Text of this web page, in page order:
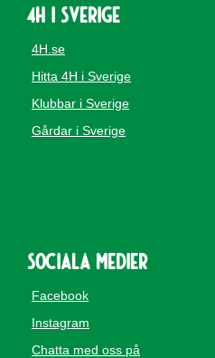
4H i Sverige
4H.se
Hitta 4H i Sverige
Klubbar i Sverige
Gårdar i Sverige
Sociala medier
Facebook
Instagram
Chatta med oss på